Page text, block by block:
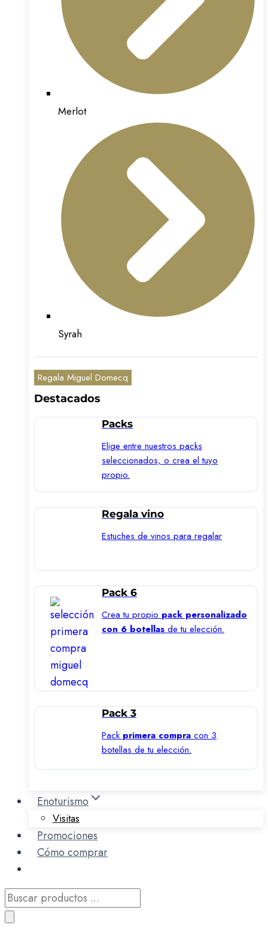
Merlot
Syrah
Regala Miguel Domecq
Destacados
Packs
Elige entre nuestros packs
seleccionados, o crea el tuyo
propio.
Regala vino
Estuches de vinos para regalar
Pack 6
Crea tu propio pack personalizado
con 6 botellas de tu elección.
Pack 3
Pack primera compra con 3
botellas de tu elección.
Enoturismo
Visitas
Promociones
Cómo comprar
Búsqueda
de